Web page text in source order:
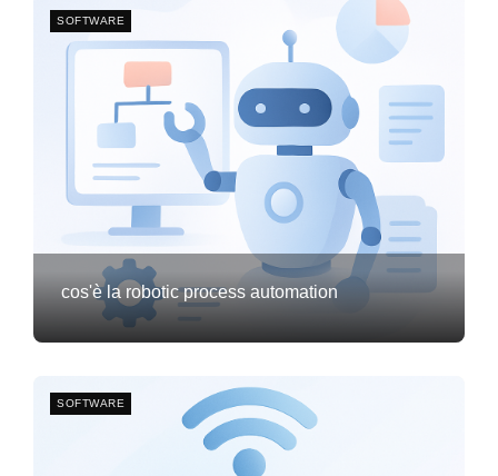
cos'è la robotic process automation
Frank van Meersum
SOFTWARE
SOFTWARE